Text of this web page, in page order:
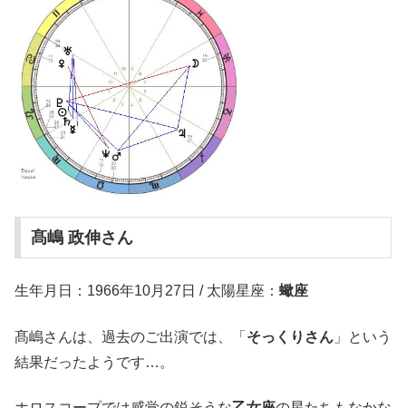
髙嶋 政伸さん
生年月日：1966年10月27日 / 太陽星座： 蠍座
髙嶋さんは、過去のご出演では、「 そっくりさん 」という
結果だったようです…。